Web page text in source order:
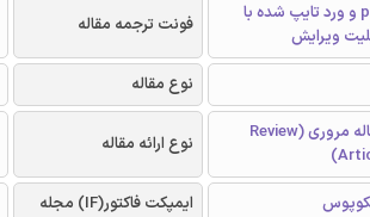
pdf و ورد تایپ شده با
ویرایش
فونت ترجمه مقاله
نوع مقاله
مقاله مروری (Review
نوع ارائه مقاله
ایمپکت فاکتور(IF) مجله